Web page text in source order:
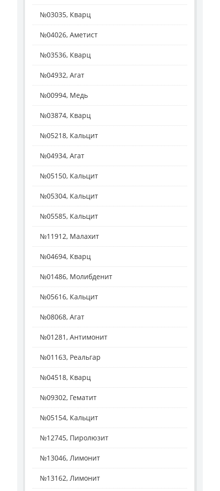
№03035, Кварц
№04026, Аметист
№03536, Кварц
№04932, Агат
№00994, Медь
№03874, Кварц
№05218, Кальцит
№04934, Агат
№05150, Кальцит
№05304, Кальцит
№05585, Кальцит
№11912, Малахит
№04694, Кварц
№01486, Молибденит
№05616, Кальцит
№08068, Агат
№01281, Антимонит
№01163, Реальгар
№04518, Кварц
№09302, Гематит
№05154, Кальцит
№12745, Пиролюзит
№13046, Лимонит
№13162, Лимонит